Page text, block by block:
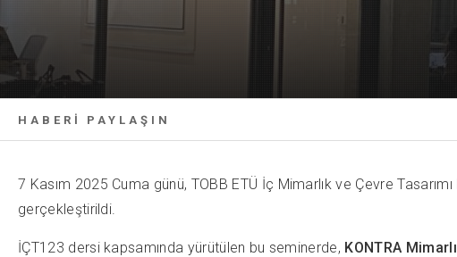
HABERİ PAYLAŞIN
7 Kasım 2025 Cuma günü, TOBB ETÜ İç Mimarlık ve Çevre
gerçekleştirildi.
İÇT123 dersi kapsamında yürütülen bu seminerde, KONTRA